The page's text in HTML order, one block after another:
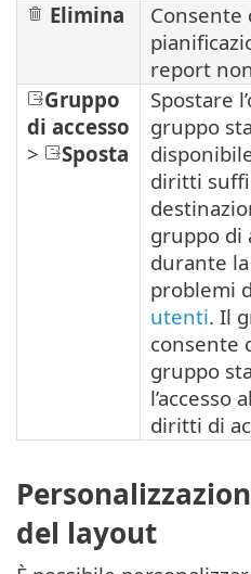
Elimina
Consente
report
Gruppo
di accesso
>
Sposta
Spostare
gruppo
diritti
gruppo di
durante
problemi
utenti. Il
consente
gruppo
l’accesso
diritti di
del layout